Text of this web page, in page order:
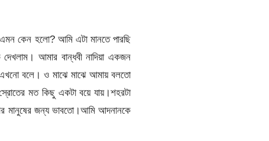
কেন হলো? আমি এটা মানতে পারছি
আমার বান্ধবী নাদিয়া একজন
এখনো বলে। ও মাঝে মাঝে আমায় বলতো
মত কিছু একটা বয়ে যায়।শহরটা
মানুষের জন্য ভাবতো।আমি আদনানকে